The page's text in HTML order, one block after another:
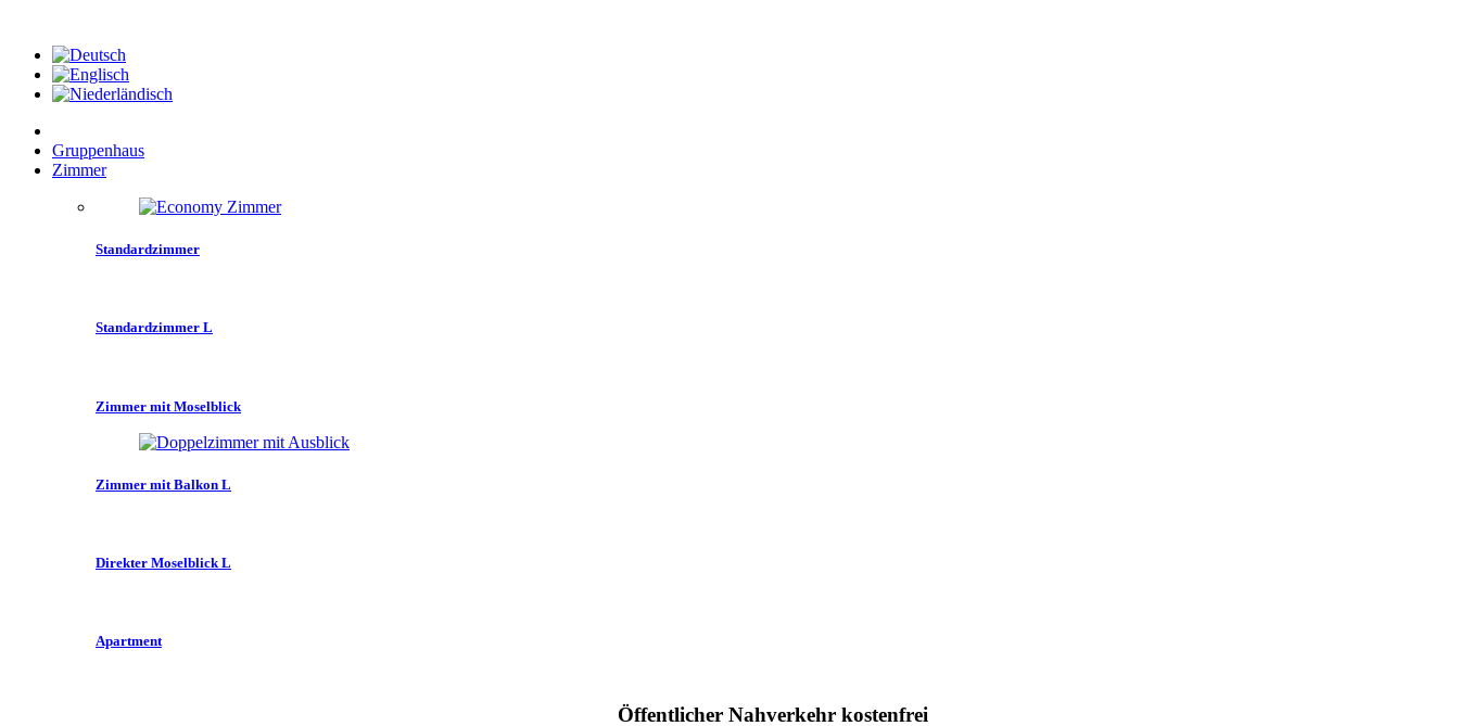
Gruppenhaus
Zimmer
Standardzimmer
Standardzimmer L
Zimmer mit Moselblick
Zimmer mit Balkon L
Direkter Moselblick L
Apartment
Öffentlicher Nahverkehr kostenfrei